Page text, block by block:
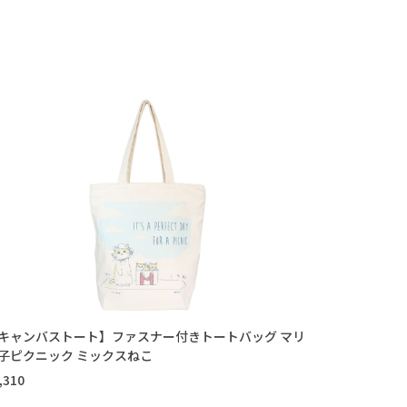
ャンバストート】ファスナー付きトートバッグ マリ
ピクニック ミックスねこ